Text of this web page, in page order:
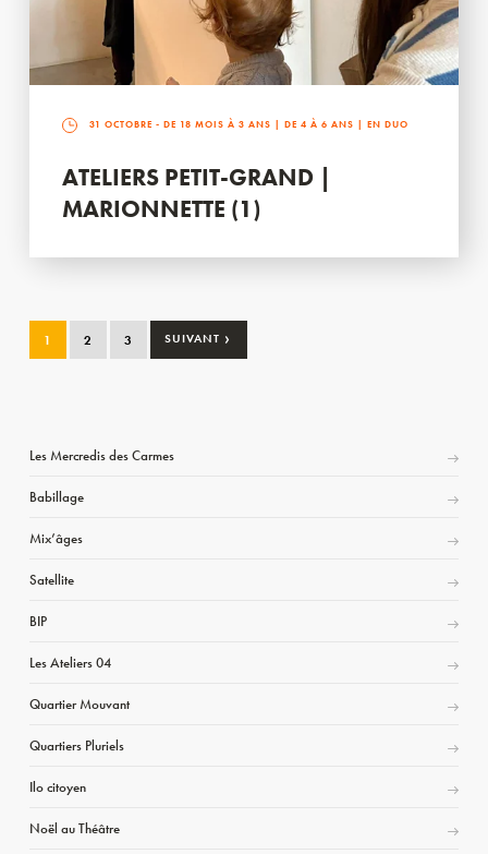
31 OCTOBRE - DE 18 MOIS À 3 ANS | DE 4 À 6 ANS | EN DUO
ATELIERS PETIT-GRAND |
MARIONNETTE (1)
1 2 3 SUIVANT ›
Les Mercredis des Carmes
Babillage
Mix’âges
Satellite
BIP
Les Ateliers 04
Quartier Mouvant
Quartiers Pluriels
Ilo citoyen
Noël au Théâtre